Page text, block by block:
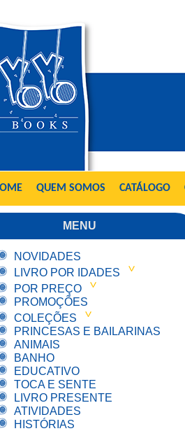
QUEM SOMOS CATÁLOGO
MENU
NOVIDADES
LIVRO POR IDADES
POR PREÇO
PROMOÇÕES
COLEÇÕES
PRINCESAS E BAILARINAS
ANIMAIS
BANHO
EDUCATIVO
TOCA E SENTE
LIVRO PRESENTE
ATIVIDADES
HISTÓRIAS